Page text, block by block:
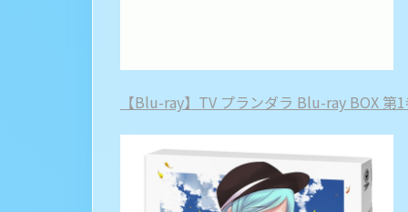
【Blu-ray】TV プランダラ Blu-ray BOX 第